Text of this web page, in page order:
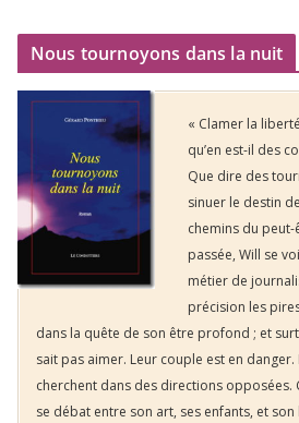
Nous tournoyons dans la nuit
« Clamer la
qu’en est-il des
Que dire des
sinuer le destin
chemins du peut-
passée, Will se
métier de
précision les
dans la quête de son être profond ; et
sait pas aimer. Leur couple est en danger.
cherchent dans des directions opposées.
se débat entre son art, ses enfants, et